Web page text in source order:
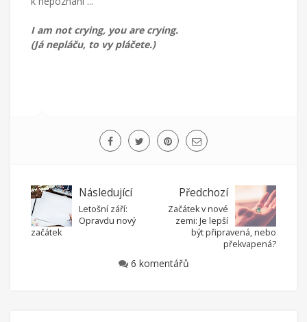
I am not crying, you are crying.
(Já nepláču, to vy pláčete.)
Následující
Letošní září:
Opravdu nový
začátek
Předchozí
Začátek v nové
zemi: Je lepší
být připravená, nebo
překvapená?
6 komentářů